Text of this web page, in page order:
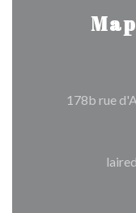
178b rue